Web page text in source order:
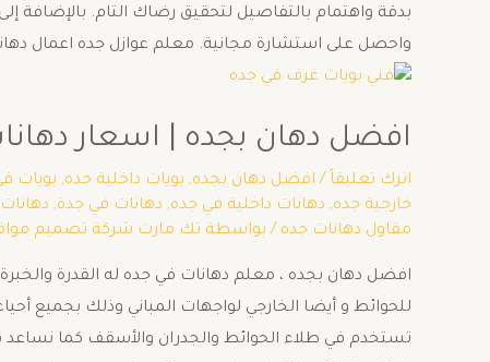
واحصل على استشارة مجانية. معلم عوازل جده اعمال
افضل دهان بجده | اسعار دهانات
اترك تعليقاً / افضل دهان بجده, بويات داخلية جده, بويات
خارجية جده, دهانات داخلية في جده, دهانات في جدة,
مقاول دهانات جده / بواسطة تك مارت شركة تصميم
افضل دهان بجده ، معلم دهانات في جده له القدرة
تستخدم في طلاء الحوائط والجدران والأسقف كما نساعد